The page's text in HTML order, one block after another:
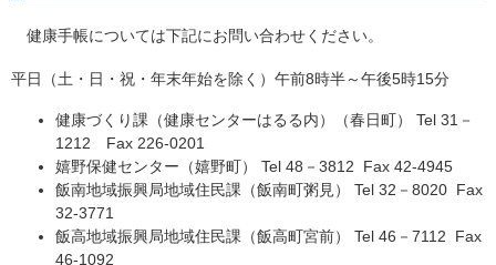
健康手帳については下記にお問い合わせください。
平日（土・日・祝・年末年始を除く）午前8時半～午後5時15分
健康づくり課（健康センターはるる内）（春日町） Tel 31－
1212 Fax 226-0201
嬉野保健センター（嬉野町） Tel 48－3812 Fax 42-4945
飯南地域振興局地域住民課（飯南町粥見） Tel 32－8020 Fax
32-3771
飯高地域振興局地域住民課（飯高町宮前） Tel 46－7112 Fax
46-1092